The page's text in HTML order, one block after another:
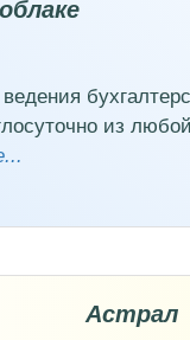
из
Астрал